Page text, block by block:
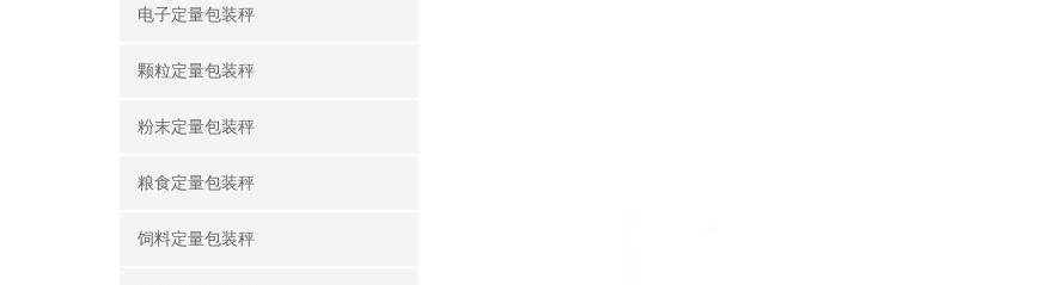
电子定量包装秤
颗粒定量包装秤
粉末定量包装秤
粮食定量包装秤
饲料定量包装秤